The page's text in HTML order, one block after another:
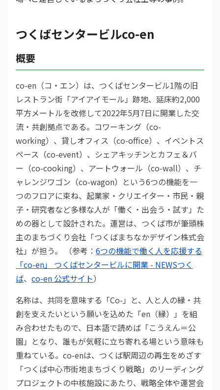
つくばセンタービルco-en
概要
co-en（コ・エン）は、つくばセンタービル1階の旧
レストラン街「アイアイモール」跡地、延床約2,000
平方メートルを改修して2022年5月7日に開業した交
流・共創拠点である。コワーキング（co-
working）、貸しオフィス（co-office）、イベントス
ペース（co-event）、シェアキッチンとカフェ＆バ
ー（co-cooking）、アートウォール（co-wall）、チ
ャレンジワゴン（co-wagon）という6つの機能を一
つのフロアに束ね、起業家・クリエイター・市民・親
子・研究者など多様な人が「働く・出会う・試す」た
めの器として設計された。運営は、つくば市が筆頭株
主のまちづくり会社「つくばまちなかデザイン株式会
社」が担う。 （参考： 6つの機能で働く人を応援する
「co-en」 つくばセンタービルに開業 - NEWSつく
ば、 co-en 公式サイト）
名称は、共同を意味する「Co-」と、人と人の縁・共
創を支えたいという願いを込めた「en（縁）」を組
み合わせたもので、日本語で読めば「こうえん＝公
園」となり、誰もが気軽に立ち寄れる場という意味も
重ねている。co-enは、つくば駅周辺の再生をめざす
「つくば中心市街地まちづくり戦略」のリーディング
プロジェクトの中核施設にあたり、戦略全体や運営会